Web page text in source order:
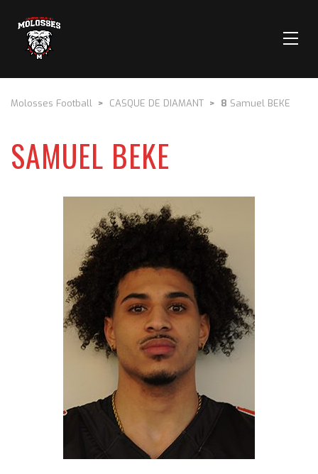
Molosses Football > CASQUE DE DIAMANT > 8 Samuel BEKE
SAMUEL BEKE